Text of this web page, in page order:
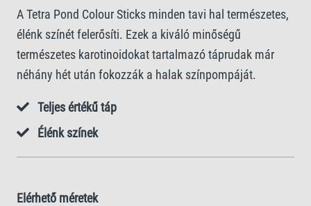
A Tetra Pond Colour Sticks minden tavi hal természetes,
élénk színét felerősíti. Ezek a kiváló minőségű
természetes karotinoidokat tartalmazó táprudak már
néhány hét után fokozzák a halak színpompáját.
Teljes értékű táp
Élénk színek
Elérhető méretek